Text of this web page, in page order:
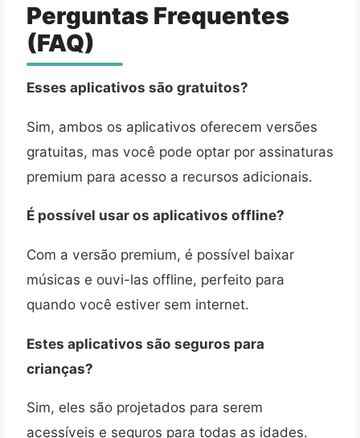
Perguntas Frequentes
(FAQ)
Esses aplicativos são gratuitos?
Sim, ambos os aplicativos oferecem versões
gratuitas, mas você pode optar por assinaturas
premium para acesso a recursos adicionais.
É possível usar os aplicativos offline?
Com a versão premium, é possível baixar
músicas e ouvi-las offline, perfeito para
quando você estiver sem internet.
Estes aplicativos são seguros para
crianças?
Sim, eles são projetados para serem
acessíveis e seguros para todas as idades.